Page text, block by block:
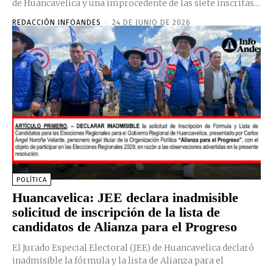
de Huancavelica y una improcedente de las siete inscritas...
REDACCIÓN INFOANDES - 24 DE JUNIO DE 2026
POLÍTICA
Huancavelica: JEE declara inadmisible
solicitud de inscripción de la lista de
candidatos de Alianza para el Progreso
El Jurado Especial Electoral (JEE) de Huancavelica declaró
inadmisible la fórmula y la lista de Alianza para el